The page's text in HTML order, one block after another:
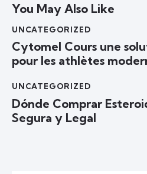
You May Also Like
UNCATEGORIZED
Cytomel Cours une
pour les athlètes
UNCATEGORIZED
Dónde Comprar
Segura y Legal